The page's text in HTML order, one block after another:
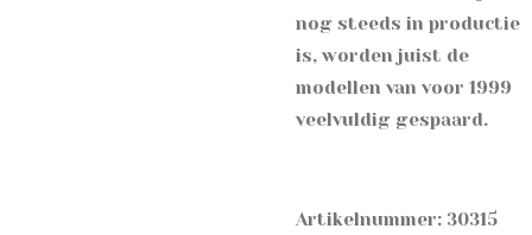
nog steeds in productie
is, worden juist de
modellen van voor 1999
veelvuldig gespaard.
Artikelnummer: 30315